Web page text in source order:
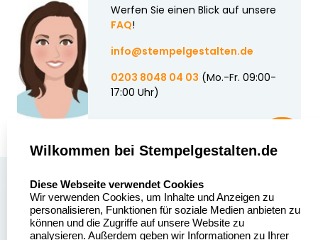
Werfen Sie einen Blick auf unsere
FAQ!
info@stempelgestalten.de
0203 8048 04 03 (Mo.-Fr. 09:00-
17:00 Uhr)
Stempelgestalten.de
Asterlager Straße 97
47228 Duisburg
Über uns
Sitemap
Alle
Wilkommen bei Stempelgestalten.de
Diese Webseite verwendet Cookies
Wir verwenden Cookies, um Inhalte und Anzeigen zu
personalisieren, Funktionen für soziale Medien anbieten zu
können und die Zugriffe auf unsere Website zu
analysieren. Außerdem geben wir Informationen zu Ihrer